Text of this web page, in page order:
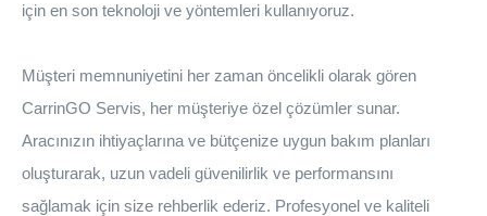
için en son teknoloji ve yöntemleri kullanıyoruz.
Müşteri memnuniyetini her zaman öncelikli olarak gören
CarrinGO Servis, her müşteriye özel çözümler sunar.
Aracınızın ihtiyaçlarına ve bütçenize uygun bakım planları
oluşturarak, uzun vadeli güvenilirlik ve performansını
sağlamak için size rehberlik ederiz. Profesyonel ve kaliteli